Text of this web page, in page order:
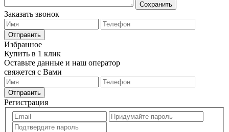
Сохранить
Заказать звонок
Отправить
Избранное
Купить в 1 клик
Оставьте данные и наш оператор
свяжется с Вами
Отправить
Регистрация